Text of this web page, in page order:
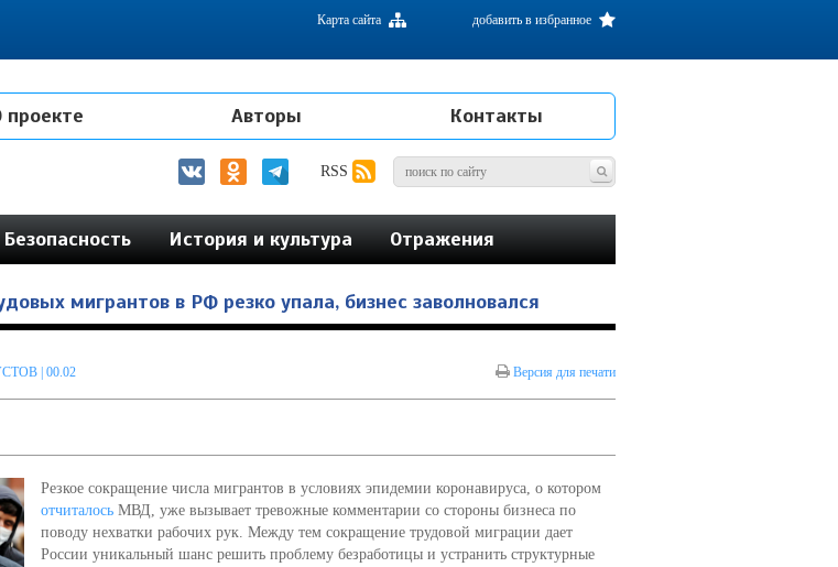
пространстве
добавить в избранное
Карта сайта
проекте Авторы Контакты
RSS
Безопасность История и культура Отражения
мигрантов в РФ резко упала, бизнес заволновался
| 00.02 Версия для печати
Резкое сокращение числа мигрантов в условиях эпидемии коронавируса, о котором
отчиталосьМВД, уже вызывает тревожные комментарии со стороны бизнеса по
поводу нехватки рабочих рук. Между тем сокращение трудовой миграции дает
России уникальный шанс решить проблему безработицы и устранить структурные